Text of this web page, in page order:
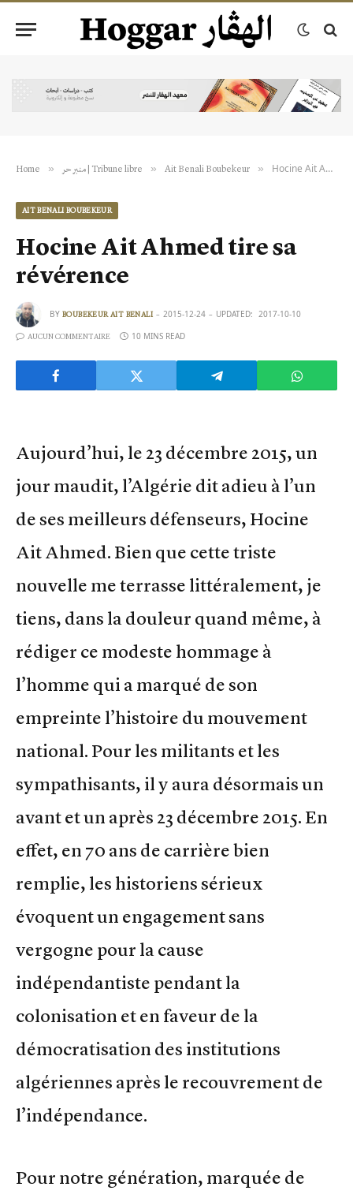
Home » منبر حر | Tribune libre » Ait Benali Boubekeur » Hocine Ait Ahmed tire sa révérence
AIT BENALI BOUBEKEUR
Hocine Ait Ahmed tire sa
révérence
BY BOUBEKEUR AIT BENALI 2015-12-24 UPDATED: 2017-10-10
AUCUN COMMENTAIRE 10 MINS READ
Aujourd’hui, le 23 décembre 2015, un
jour maudit, l’Algérie dit adieu à l’un
de ses meilleurs défenseurs, Hocine
Ait Ahmed. Bien que cette triste
nouvelle me terrasse littéralement, je
tiens, dans la douleur quand même, à
rédiger ce modeste hommage à
l’homme qui a marqué de son
empreinte l’histoire du mouvement
national. Pour les militants et les
sympathisants, il y aura désormais un
avant et un après 23 décembre 2015. En
effet, en 70 ans de carrière bien
remplie, les historiens sérieux
évoquent un engagement sans
vergogne pour la cause
indépendantiste pendant la
colonisation et en faveur de la
démocratisation des institutions
algériennes après le recouvrement de
l’indépendance.
Pour notre génération, marquée de